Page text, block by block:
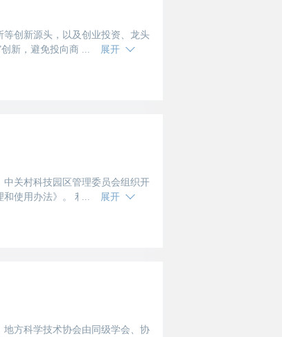
创新源头，以及创业投资、龙头
新，避免投向商业模式创新或中
创新能力，引导高端科研人才落
“高精尖”产业，为其发展营造良
展开
关村科技园区管理委员会组织开
使用办法》。 利用北京市财政资
展开
方科学技术协会由同级学会、协